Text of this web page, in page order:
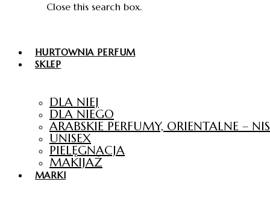
HURTOWNIA PERFUM
SKLEP
DLA NIEJ
DLA NIEGO
ARABSKIE PERFUMY, ORIENTALNE –
UNISEX
PIELĘGNACJA
MAKIJAŻ
MARKI
Close this search box.